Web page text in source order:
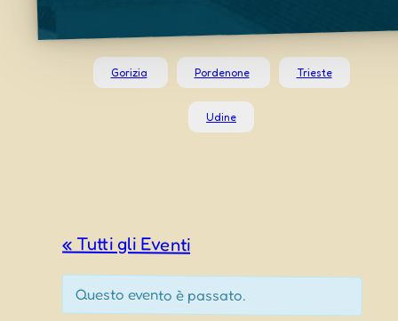
Gorizia Pordenone Trieste
Udine
« Tutti gli Eventi
Questo evento è passato.